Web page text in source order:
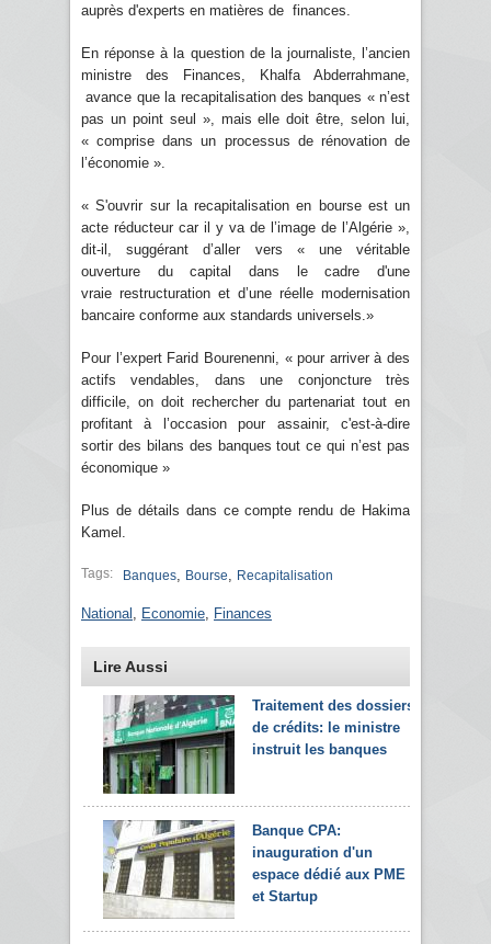
auprès d'experts en matières de finances.
En réponse à la question de la journaliste, l’ancien
ministre des Finances, Khalfa Abderrahmane,
avance que la recapitalisation des banques « n’est
pas un point seul », mais elle doit être, selon lui,
« comprise dans un processus de rénovation de
l’économie ».
« S'ouvrir sur la recapitalisation en bourse est un
acte réducteur car il y va de l’image de l’Algérie »,
dit-il, suggérant d’aller vers « une véritable
ouverture du capital dans le cadre d'une
vraie restructuration et d’une réelle modernisation
bancaire conforme aux standards universels.»
Pour l’expert Farid Bourenenni, « pour arriver à des
actifs vendables, dans une conjoncture très
difficile, on doit rechercher du partenariat tout en
profitant à l’occasion pour assainir, c'est-à-dire
sortir des bilans des banques tout ce qui n’est pas
économique »
Plus de détails dans ce compte rendu de Hakima
Kamel.
Tags: Banques Bourse Recapitalisation
National Economie Finances
Lire Aussi
Traitement des dossiers
de crédits: le ministre
instruit les banques
Banque CPA:
inauguration d'un
espace dédié aux PME
et Startup